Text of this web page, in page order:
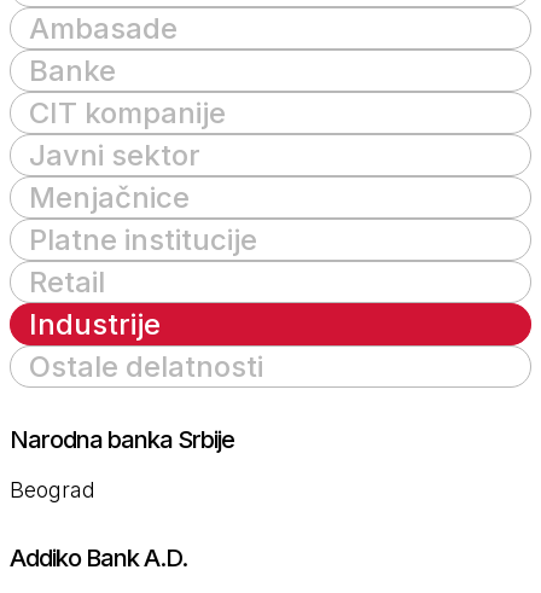
Ambasade
Banke
CIT kompanije
Javni sektor
Menjačnice
Ostale delatnosti
Platne institucije
Retail
Industrije
Narodna banka Srbije
Beograd
Addiko Bank A.D.